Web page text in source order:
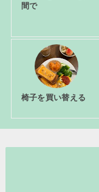
間で
椅子を買い替える